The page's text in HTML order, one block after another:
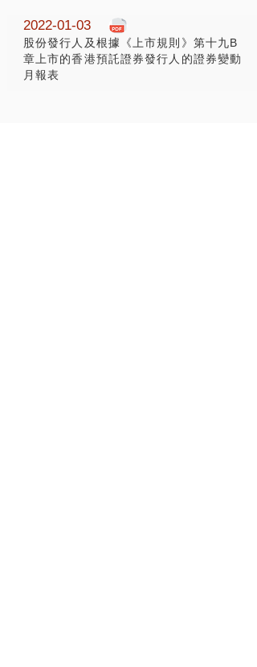
2022-01-03
股份發行人及根據《上市規則》第十九B
章上市的香港預託證券發行人的證券變動
月報表